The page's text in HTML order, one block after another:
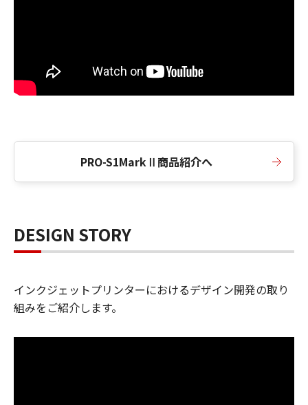
PRO-S1MarkⅡ商品紹介へ
DESIGN STORY
インクジェットプリンターにおけるデザイン開発の取り
組みをご紹介します。